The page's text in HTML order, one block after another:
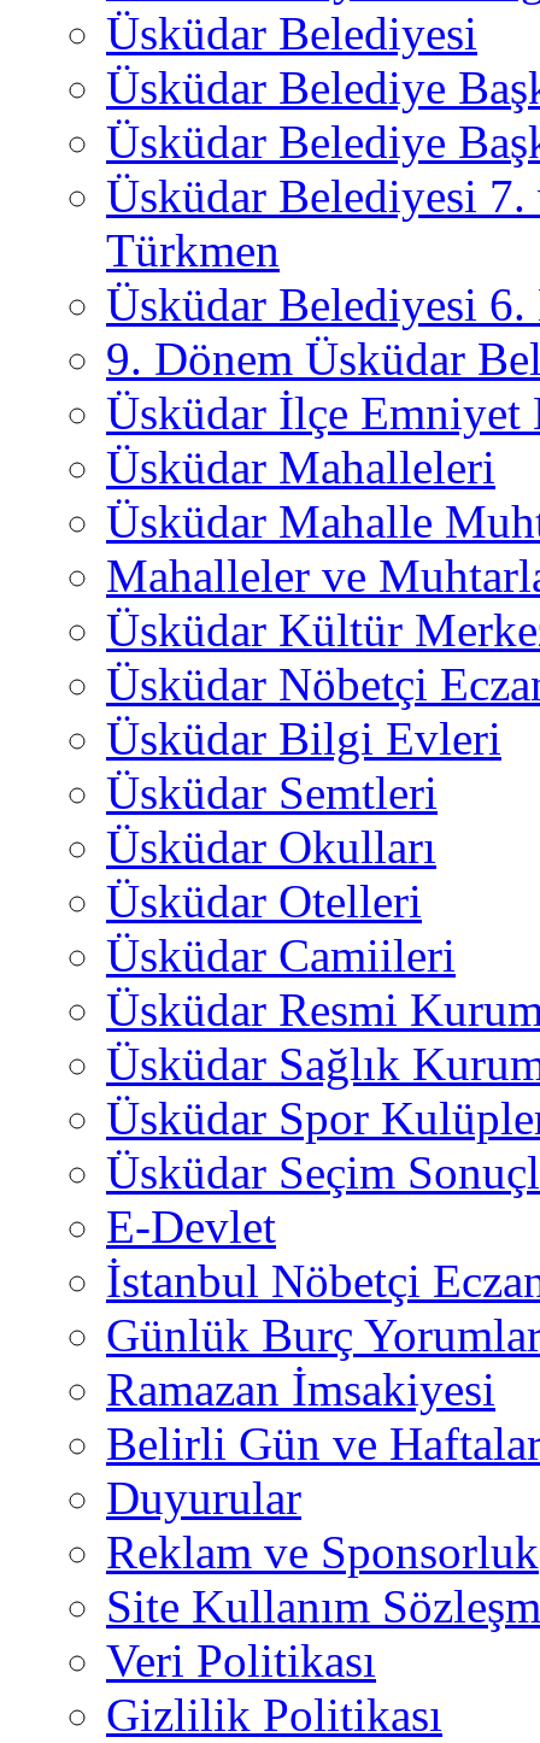
Üsküdar Belediyesi
Üsküdar Belediye
Üsküdar Belediye
Üsküdar Belediyesi
Türkmen
Üsküdar Belediyesi 6.
9. Dönem Üsküdar
Üsküdar İlçe
Üsküdar Mahalleleri
Üsküdar Mahalle
Mahalleler ve
Üsküdar Kültür
Üsküdar Nöbetçi
Üsküdar Bilgi Evleri
Üsküdar Semtleri
Üsküdar Okulları
Üsküdar Otelleri
Üsküdar Camiileri
Üsküdar Resmi
Üsküdar Sağlık
Üsküdar Spor
Üsküdar Seçim
E-Devlet
İstanbul Nöbetçi
Günlük Burç
Ramazan İmsakiyesi
Belirli Gün ve
Duyurular
Reklam ve Sponsorluk
Site Kullanım
Veri Politikası
Gizlilik Politikası